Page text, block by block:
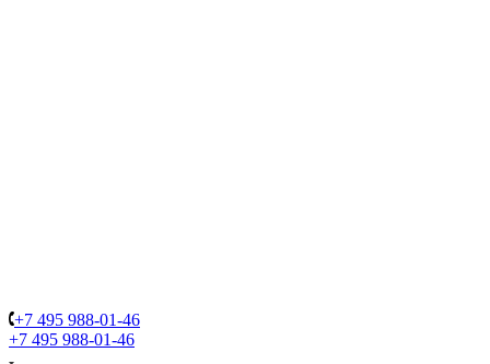
+7 495 988-01-46
+7 495 988-01-46